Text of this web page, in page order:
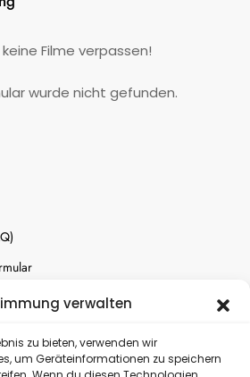
verwalten
zu bieten, verwenden wir
um Geräteinformationen zu speichern
Filme verpassen!
wurde nicht gefunden.